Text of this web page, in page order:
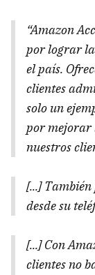
“Amazon
por lograr
el país.
clientes
solo un
por mejorar
nuestros
[...]
desde su
[...] Con
clientes no